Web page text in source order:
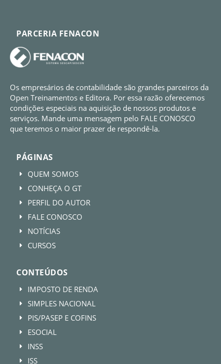
PARCERIA FENACON
Os empresários de contabilidade são grandes parceiros da
Open Treinamentos e Editora. Por essa razão oferecemos
condições especiais na aquisição de nossos produtos e
serviços. Mande uma mensagem pelo FALE CONOSCO
que teremos o maior prazer de respondê-la.
PÁGINAS
E QUEM SOMOS
E CONHEÇA O GT
E PERFIL DO AUTOR
E FALE CONOSCO
E NOTÍCIAS
E CURSOS
CONTEÚDOS
E IMPOSTO DE RENDA
E SIMPLES NACIONAL
E PIS/PASEP E COFINS
E ESOCIAL
E INSS
E ISS